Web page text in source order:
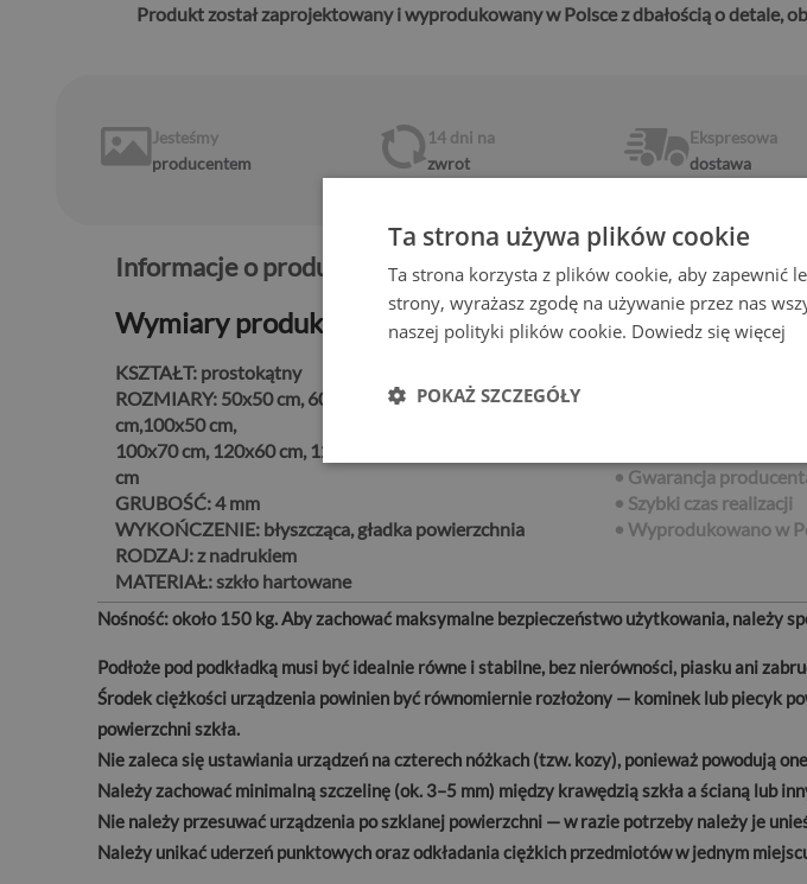
Produkt został zaprojektowany i wyprodukowany w Polsce z dbałością o detale,
Jesteśmy
producentem
14 dni na
zwrot
Ekspresowa
dostawa
Informacje o produkcie:
Wymiary produktu
KSZTAŁT: prostokątny
ROZMIARY: 50x50 cm, 60x60 cm, 60x40 cm, 80x60
cm,100x50 cm,
100x70 cm, 120x60 cm, 120x80 cm, 125x50 cm, 140x70
cm
GRUBOŚĆ:4 mm
WYKOŃCZENIE: błyszcząca, gładka powierzchnia
RODZAJ: z nadrukiem
MATERIAŁ:szkło hartowane
Cechy produktu
• Gwarancja
• Szybki czas realizacji
• Wyprodukowano w
Nośność:około 150 kg. Aby zachować maksymalne bezpieczeństwo użytkowania, należy
Podłoże pod podkładką musi być idealnie równe i stabilne, bez nierówności, piasku ani
Środek ciężkości urządzenia powinien być równomiernie rozłożony — kominek lub piecyk
powierzchni szkła.
Nie zaleca się ustawiania urządzeń na czterech nóżkach (tzw. kozy), ponieważ powodują
Należy zachować minimalną szczelinę (ok. 3–5 mm) między krawędzią szkła a ścianą lub
Nie należy przesuwać urządzenia po szklanej powierzchni — w razie potrzeby należy je
Należy unikać uderzeń punktowych oraz odkładania ciężkich przedmiotów w jednym
Ta strona używa plików cookie
Ta strona korzysta z plików cookie, aby zapewnić
strony, wyrażasz zgodę na używanie przez nas
naszej polityki plików cookie. Dowiedz się więcej
POKAŻ SZCZEGÓŁY